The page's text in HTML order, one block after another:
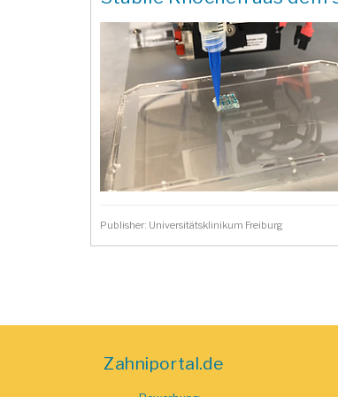
Publisher: Universitätsklinikum Freiburg
Zahniportal.de